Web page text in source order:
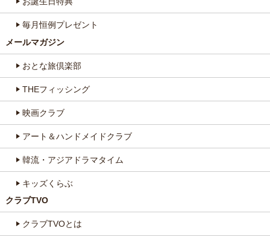
毎月恒例プレゼント
メールマガジン
おとな旅倶楽部
THEフィッシング
映画クラブ
アート＆ハンドメイドクラブ
韓流・アジアドラマタイム
キッズくらぶ
クラブTVO
クラブTVOとは